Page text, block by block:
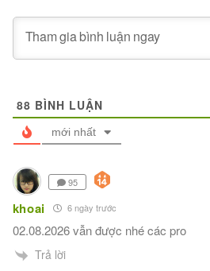
88 BÌNH LUẬN
mới nhất
95
khoai 6 ngày trước
02.08.2026 vẫn được nhé các pro
Trả lời